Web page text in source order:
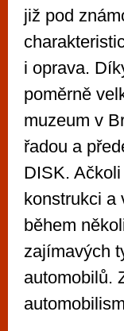
již pod
i oprava.
poměrně
muzeum v
řadou a
DISK.
konstrukci a
během
zajímavých
automobilů.